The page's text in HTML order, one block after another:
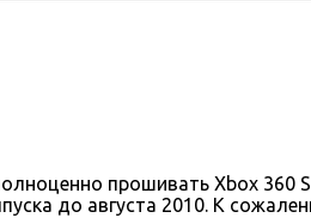
прошивать Xbox
до августа 2010. К